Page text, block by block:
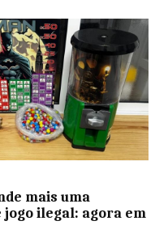
mais uma
jogo ilegal: agora em